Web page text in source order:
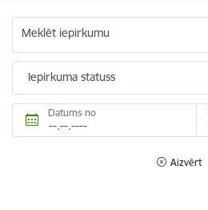
Meklēt iepirkumu
Iepirkuma statuss
Datums no
Aizvērt